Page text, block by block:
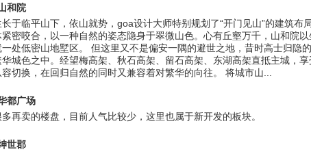
和院
于临平山下，依山就势，goa设计大师特别规划了“开门见山”的建筑布
密咬合，以一种自然的姿态隐身于翠微山色。心有丘壑万千，山和院
一处低密山地墅区。 但这里又不是偏安一隅的避世之地，昔时高士归隐
华城色之中。经望梅高架、秋石高架、留石高架、东湖高架直抵主城，
容切换，在回归自然的同时又兼容着对繁华的向往。 将城市山...
都广场
再卖的楼盘，目前人气比较少，这里也属于新开发的板块。
世郡